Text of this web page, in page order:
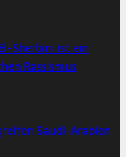
Sherbini ist ein
Rassismus
Saudi-Arabien